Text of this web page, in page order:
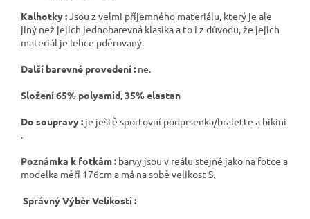
Kalhotky :Jsou z velmi příjemného materiálu, který je ale
jiný než jejich jednobarevná klasika a to i z důvodu, že jejich
materiál je lehce pděrovaný.
Další barevné provedení : ne.
Složení 65% polyamid, 35% elastan
Do soupravy : je ještě sportovní podprsenka/bralette a bikini
.
Poznámka k fotkám : barvy jsou v reálu stejné jako na fotce a
modelka měří 176cm a má na sobě velikost S.
Správný Výběr Velikosti :